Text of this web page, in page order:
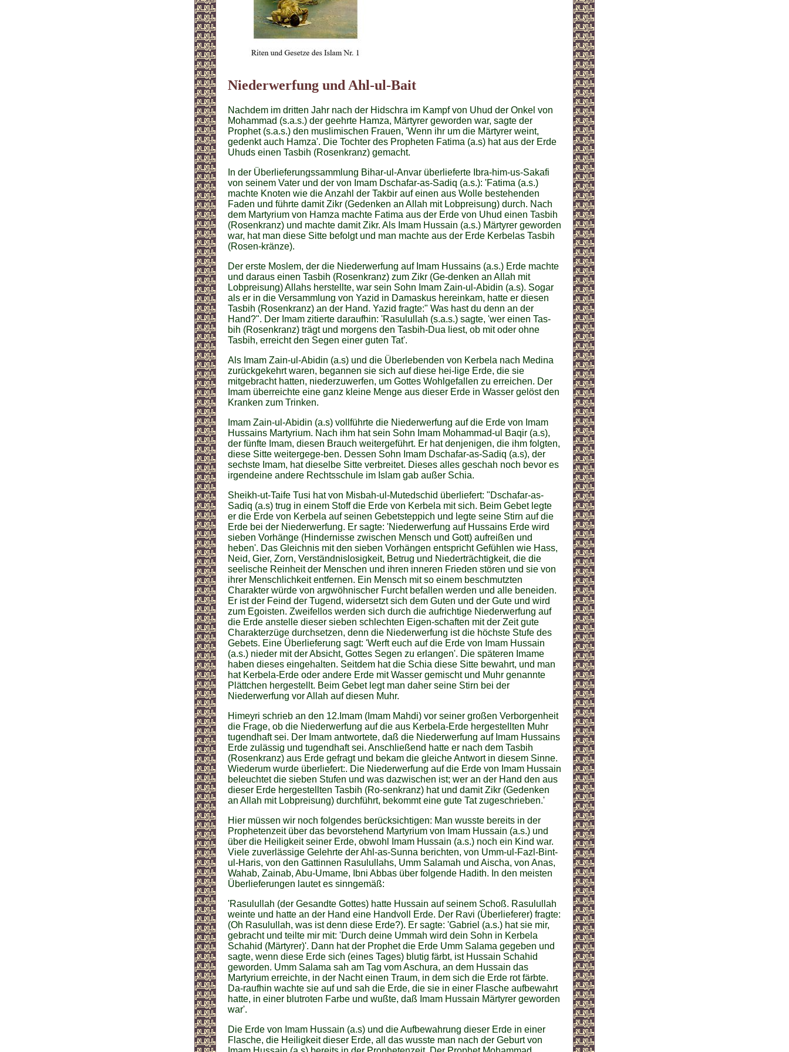
Niederwerfung und Ahl-ul-Bait
Nachdem im dritten Jahr nach der Hidschra im Kampf von Uhud der Onkel von
Mohammad (s.a.s.) der geehrte Hamza, Märtyrer geworden war, sagte der
Prophet (s.a.s.) den muslimischen Frauen, 'Wenn ihr um die Märtyrer weint,
gedenkt auch Hamza'. Die Tochter des Propheten Fatima (a.s) hat aus der Erde
Uhuds einen Tasbih (Rosenkranz) gemacht.
In der Überlieferungssammlung Bihar-ul-Anvar überlieferte Ibra-him-us-Sakafi
von seinem Vater und der von Imam Dschafar-as-Sadiq (a.s.): 'Fatima (a.s.)
machte Knoten wie die Anzahl der Takbir auf einen aus Wolle bestehenden
Faden und führte damit Zikr (Gedenken an Allah mit Lobpreisung) durch. Nach
dem Martyrium von Hamza machte Fatima aus der Erde von Uhud einen Tasbih
(Rosenkranz) und machte damit Zikr. Als Imam Hussain (a.s.) Märtyrer geworden
war, hat man diese Sitte befolgt und man machte aus der Erde Kerbelas Tasbih
(Rosen-kränze).
Der erste Moslem, der die Niederwerfung auf Imam Hussains (a.s.) Erde machte
und daraus einen Tasbih (Rosenkranz) zum Zikr (Ge-denken an Allah mit
Lobpreisung) Allahs herstellte, war sein Sohn Imam Zain-ul-Abidin (a.s). Sogar
als er in die Versammlung von Yazid in Damaskus hereinkam, hatte er diesen
Tasbih (Rosenkranz) an der Hand. Yazid fragte:" Was hast du denn an der
Hand?". Der Imam zitierte daraufhin: 'Rasulullah (s.a.s.) sagte, 'wer einen Tas-
bih (Rosenkranz) trägt und morgens den Tasbih-Dua liest, ob mit oder ohne
Tasbih, erreicht den Segen einer guten Tat'.
Als Imam Zain-ul-Abidin (a.s) und die Überlebenden von Kerbela nach Medina
zurückgekehrt waren, begannen sie sich auf diese hei-lige Erde, die sie
mitgebracht hatten, niederzuwerfen, um Gottes Wohlgefallen zu erreichen. Der
Imam überreichte eine ganz kleine Menge aus dieser Erde in Wasser gelöst den
Kranken zum Trinken.
Imam Zain-ul-Abidin (a.s) vollführte die Niederwerfung auf die Erde von Imam
Hussains Martyrium. Nach ihm hat sein Sohn Imam Mohammad-ul Baqir (a.s),
der fünfte Imam, diesen Brauch weitergeführt. Er hat denjenigen, die ihm folgten,
diese Sitte weitergege-ben. Dessen Sohn Imam Dschafar-as-Sadiq (a.s), der
sechste Imam, hat dieselbe Sitte verbreitet. Dieses alles geschah noch bevor es
irgendeine andere Rechtsschule im Islam gab außer Schia.
Sheikh-ut-Taife Tusi hat von Misbah-ul-Mutedschid überliefert: "Dschafar-as-
Sadiq (a.s) trug in einem Stoff die Erde von Kerbela mit sich. Beim Gebet legte
er die Erde von Kerbela auf seinen Gebetsteppich und legte seine Stirn auf die
Erde bei der Niederwerfung. Er sagte: 'Niederwerfung auf Hussains Erde wird
sieben Vorhänge (Hindernisse zwischen Mensch und Gott) aufreißen und
heben'. Das Gleichnis mit den sieben Vorhängen entspricht Gefühlen wie Hass,
Neid, Gier, Zorn, Verständnislosigkeit, Betrug und Niederträchtigkeit, die die
seelische Reinheit der Menschen und ihren inneren Frieden stören und sie von
ihrer Menschlichkeit entfernen. Ein Mensch mit so einem beschmutzten
Charakter würde von argwöhnischer Furcht befallen werden und alle beneiden.
Er ist der Feind der Tugend, widersetzt sich dem Guten und der Gute und wird
zum Egoisten. Zweifellos werden sich durch die aufrichtige Niederwerfung auf
die Erde anstelle dieser sieben schlechten Eigen-schaften mit der Zeit gute
Charakterzüge durchsetzen, denn die Niederwerfung ist die höchste Stufe des
Gebets. Eine Überlieferung sagt: 'Werft euch auf die Erde von Imam Hussain
(a.s.) nieder mit der Absicht, Gottes Segen zu erlangen'. Die späteren Imame
haben dieses eingehalten. Seitdem hat die Schia diese Sitte bewahrt, und man
hat Kerbela-Erde oder andere Erde mit Wasser gemischt und Muhr genannte
Plättchen hergestellt. Beim Gebet legt man daher seine Stirn bei der
Niederwerfung vor Allah auf diesen Muhr.
Himeyri schrieb an den 12.Imam (Imam Mahdi) vor seiner großen Verborgenheit
die Frage, ob die Niederwerfung auf die aus Kerbela-Erde hergestellten Muhr
tugendhaft sei. Der Imam antwortete, daß die Niederwerfung auf Imam Hussains
Erde zulässig und tugendhaft sei. Anschließend hatte er nach dem Tasbih
(Rosenkranz) aus Erde gefragt und bekam die gleiche Antwort in diesem Sinne.
Wiederum wurde überliefert:. Die Niederwerfung auf die Erde von Imam Hussain
beleuchtet die sieben Stufen und was dazwischen ist; wer an der Hand den aus
dieser Erde hergestellten Tasbih (Ro-senkranz) hat und damit Zikr (Gedenken
an Allah mit Lobpreisung) durchführt, bekommt eine gute Tat zugeschrieben.'
Hier müssen wir noch folgendes berücksichtigen: Man wusste bereits in der
Prophetenzeit über das bevorstehend Martyrium von Imam Hussain (a.s.) und
über die Heiligkeit seiner Erde, obwohl Imam Hussain (a.s.) noch ein Kind war.
Viele zuverlässige Gelehrte der Ahl-as-Sunna berichten, von Umm-ul-Fazl-Bint-
ul-Haris, von den Gattinnen Rasulullahs, Umm Salamah und Aischa, von Anas,
Wahab, Zainab, Abu-Umame, Ibni Abbas über folgende Hadith. In den meisten
Überlieferungen lautet es sinngemäß:
'Rasulullah (der Gesandte Gottes) hatte Hussain auf seinem Schoß. Rasulullah
weinte und hatte an der Hand eine Handvoll Erde. Der Ravi (Überlieferer) fragte:
(Oh Rasulullah, was ist denn diese Erde?). Er sagte: 'Gabriel (a.s.) hat sie mir,
gebracht und teilte mir mit: 'Durch deine Ummah wird dein Sohn in Kerbela
Schahid (Märtyrer)'. Dann hat der Prophet die Erde Umm Salama gegeben und
sagte, wenn diese Erde sich (eines Tages) blutig färbt, ist Hussain Schahid
geworden. Umm Salama sah am Tag vom Aschura, an dem Hussain das
Martyrium erreichte, in der Nacht einen Traum, in dem sich die Erde rot färbte.
Da-raufhin wachte sie auf und sah die Erde, die sie in einer Flasche aufbewahrt
hatte, in einer blutroten Farbe und wußte, daß Imam Hussain Märtyrer geworden
war'.
Die Erde von Imam Hussain (a.s) und die Aufbewahrung dieser Erde in einer
Flasche, die Heiligkeit dieser Erde, all das wusste man nach der Geburt von